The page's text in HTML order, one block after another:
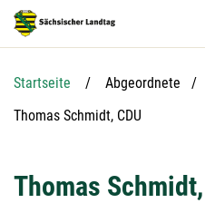
Hauptnavigation
Hauptinhalt
Service
Startseite Abgeordnete
Aktuelle Seite:
Thomas Schmidt, CDU
Thomas Schmidt,